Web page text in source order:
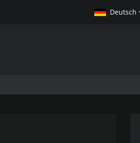
Deutsch